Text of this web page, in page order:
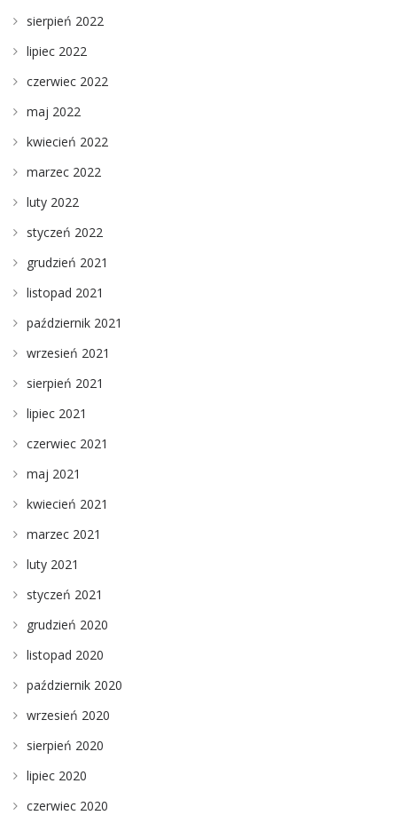
sierpień 2022
lipiec 2022
czerwiec 2022
maj 2022
kwiecień 2022
marzec 2022
luty 2022
styczeń 2022
grudzień 2021
listopad 2021
październik 2021
wrzesień 2021
sierpień 2021
lipiec 2021
czerwiec 2021
maj 2021
kwiecień 2021
marzec 2021
luty 2021
styczeń 2021
grudzień 2020
listopad 2020
październik 2020
wrzesień 2020
sierpień 2020
lipiec 2020
czerwiec 2020